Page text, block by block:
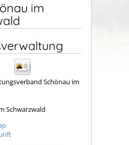
im
Schönau im
Schwarzwald